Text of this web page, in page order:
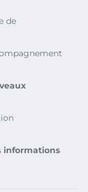
de
informations